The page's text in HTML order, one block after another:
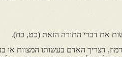
את דברי התורה הזאת (כט, כח).
דצריך האדם בעשותו המצוות או